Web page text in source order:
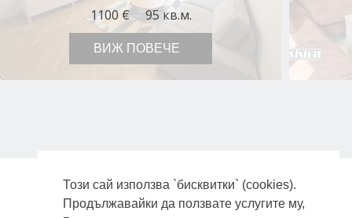
Този сай използва `бисквитки` (cookies).
Продължавайки да ползвате услугите му,
1100 € 95 кв.м.
ВИЖ ПОВЕЧЕ
ПОЛИТИКА ЗА ЗАЩИТА НА ЛИЧНИТЕ ДАННИ